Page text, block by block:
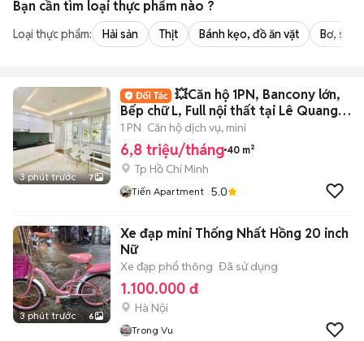
Bạn cần tìm loại thực phẩm nào ?
Loại thực phẩm: Hải sản Thịt Bánh kẹo, đồ ăn vặt Bơ,
3 phút trước 7
💥Căn hộ 1PN, Bancony lớn,
Bếp chữ L, Full nội thất tại Lê Quang
Định
1 PN Căn hộ dịch vụ, mini
6,8 triệu/tháng 40 m²
Tp Hồ Chí Minh
Tiến Apartment 5.0
3 phút trước 6
Xe đạp mini Thống Nhất Hồng 20 inch
Nữ
Xe đạp phổ thông Đã sử dụng
1.100.000 đ
Hà Nội
Trong Vu